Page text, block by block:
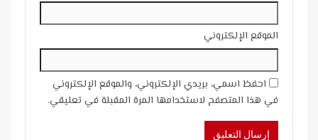
الموقع الإلكتروني
احفظ اسمي، بريدي الإلكتروني، والموقع الإلكتروني
في هذا المتصفح لاستخدامها المرة المقبلة في تعليقي.